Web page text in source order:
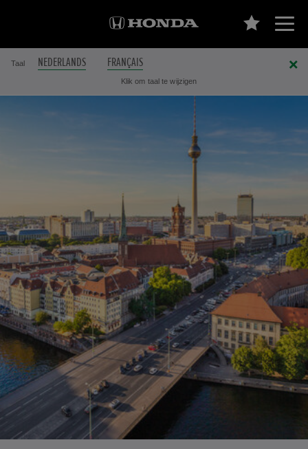
Taal NEDERLANDS FRANÇAIS
Klik om taal te wijzigen